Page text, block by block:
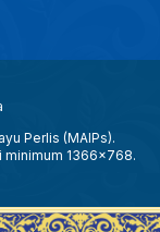
Perlis (MAIPs).
minimum 1366x768.